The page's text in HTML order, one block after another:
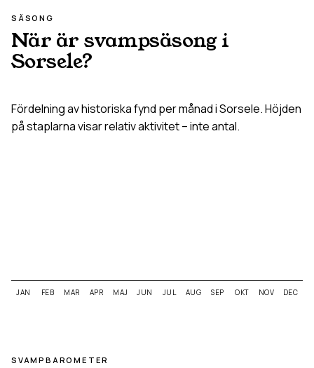
SÄSONG
När är svampsäsong i
Sorsele?
Fördelning av historiska fynd per månad iSorsele. Höjden
på staplarna visar relativ aktivitet – inte antal.
JAN FEB MAR APR MAJ JUN JUL AUG SEP OKT NOV DEC
SVAMPBAROMETER